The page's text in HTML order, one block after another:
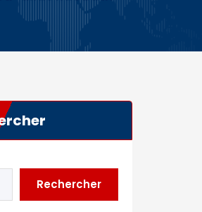
Rechercher